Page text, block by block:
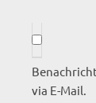
via E-Mail.